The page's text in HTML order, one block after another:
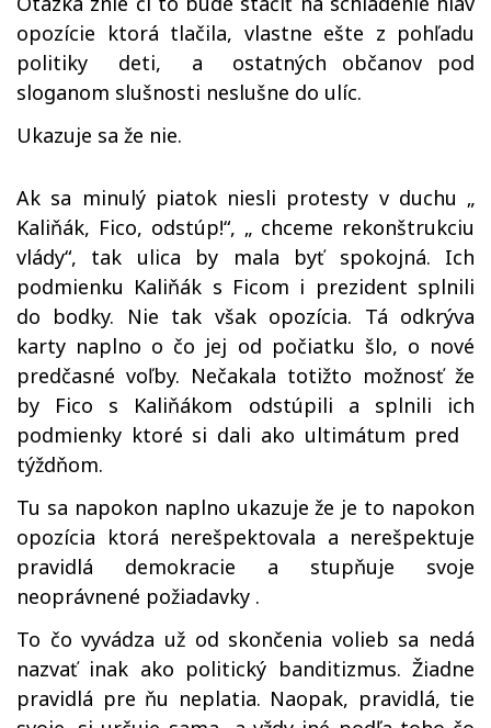
opozície ktorá tlačila, vlastne ešte z pohľadu
politiky deti, a ostatných občanov pod
sloganom slušnosti neslušne do ulíc.
Ukazuje sa že nie.
Ak sa minulý piatok niesli protesty v duchu „
Kaliňák, Fico, odstúp!“, „ chceme rekonštrukciu
vlády“, tak ulica by mala byť spokojná. Ich
podmienku Kaliňák s Ficom i prezident splnili
do bodky. Nie tak však opozícia. Tá odkrýva
karty naplno o čo jej od počiatku šlo, o nové
predčasné voľby. Nečakala totižto možnosť že
by Fico s Kaliňákom odstúpili a splnili ich
podmienky ktoré si dali ako ultimátum pred
týždňom.
Tu sa napokon naplno ukazuje že je to napokon
opozícia ktorá nerešpektovala a nerešpektuje
pravidlá demokracie a stupňuje svoje
neoprávnené požiadavky .
To čo vyvádza už od skončenia volieb sa nedá
nazvať inak ako politický banditizmus. Žiadne
pravidlá pre ňu neplatia. Naopak, pravidlá, tie